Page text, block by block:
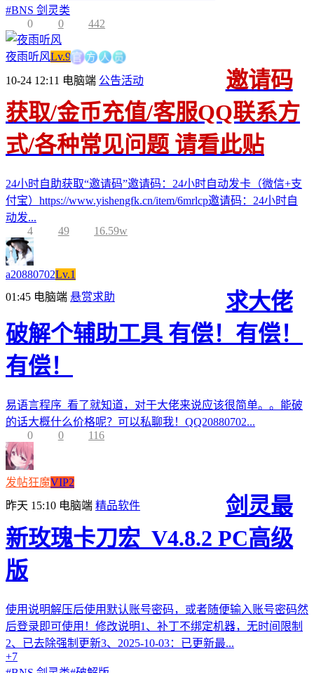
#BNS 剑灵类
0
0 442
夜雨听风Lv.9官方人员
10-24 12:11 电脑端 公告活动
邀请码
获取/金币充值/客服QQ联系方
式/各种常见问题 请看此贴
24小时自助获取“邀请码”邀请码：24小时自动发卡（微信+支
付宝）https://www.yishengfk.cn/item/6mrlcp邀请码：24小时自
动发...
4
49 16.59w
a20880702Lv.1
01:45 电脑端 悬赏求助
求大佬
破解个辅助工具 有偿！有偿！
有偿！
易语言程序 看了就知道，对于大佬来说应该很简单。。能破
的话大概什么价格呢？可以私聊我！QQ20880702...
0
0 116
发帖狂魔VIP2
昨天 15:10 电脑端 精品软件
剑灵最
新玫瑰卡刀宏_V4.8.2 PC高级
版
使用说明解压后使用默认账号密码，或者随便输入账号密码然
后登录即可使用！修改说明1、补丁不绑定机器，无时间限制
2、已去除强制更新3、2025-10-03：已更新最...
+7